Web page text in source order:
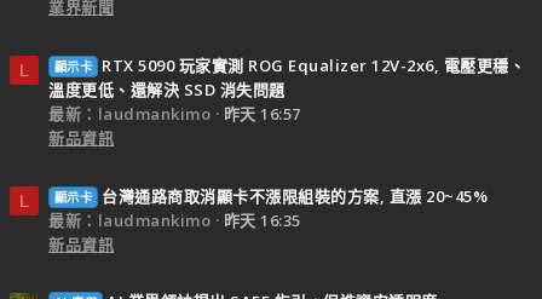
業界新聞
L 顯示卡
RTX 5090 玩家實測 ROG Equalizer 12V-2x6, 電壓更穩、
溫度更低、還解決 SSD 消失問題
最新：laudmankimo
昨天 16:57
新品資訊
L 顯示卡
台灣通路商取消顯卡不漲限組裝的方案, 直漲 20~45%
最新：laudmankimo
昨天 16:35
新品資訊